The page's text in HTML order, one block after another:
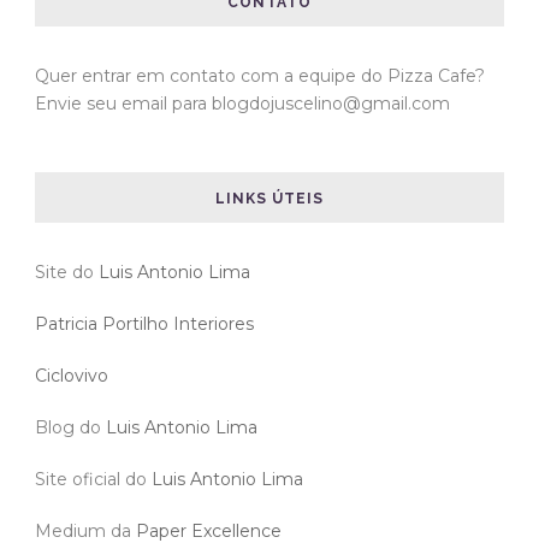
Quer entrar em contato com a equipe do Pizza Cafe?
Envie seu email para blogdojuscelino@gmail.com
LINKS ÚTEIS
Site do Luis Antonio Lima
Patricia Portilho Interiores
Ciclovivo
Blog do Luis Antonio Lima
Site oficial do Luis Antonio Lima
Medium da Paper Excellence